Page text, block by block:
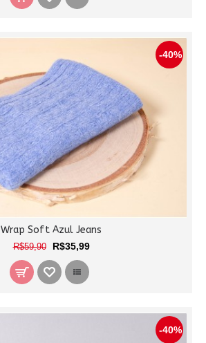
-40%
Wrap Soft Azul Jeans
R$59,90 R$35,99
-40%